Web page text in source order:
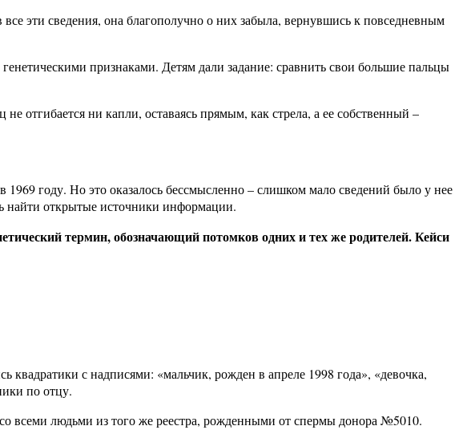
эти сведения, она благополучно о них забыла, вернувшись к повседневным
признаками. Детям дали задание: сравнить свои большие пальцы
отгибается ни капли, оставаясь прямым, как стрела, а ее собственный –
году. Но это оказалось бессмысленно – слишком мало сведений было у нее
найти открытые источники информации.
термин, обозначающий потомков одних и тех же родителей. Кейси
квадратики с надписями: «мальчик, рожден в апреле 1998 года», «девочка,
по отцу.
всеми людьми из того же реестра, рожденными от спермы донора №5010.